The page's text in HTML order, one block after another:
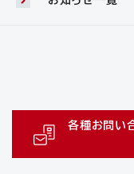
各種お問い